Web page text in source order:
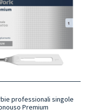
professionali singole
Premium